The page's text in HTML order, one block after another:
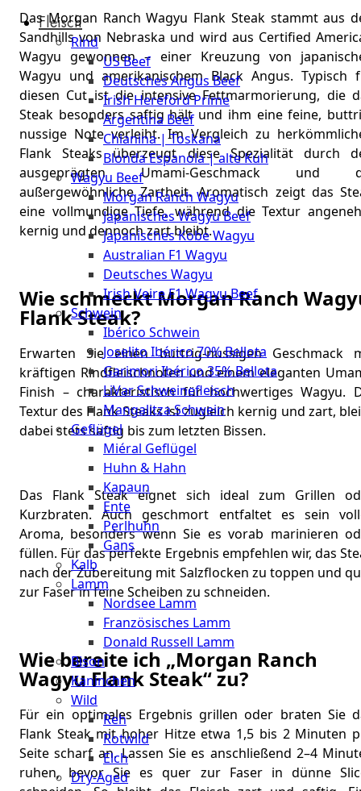
The
Meat
Club
Stuttgart
Fleisch
Rind
US Beef
Deutsches Angus Beef
Irish Hereford Prime
Argentina Beef
Chianina | Toskana
Blonda Espanola | alte Kuh
Wagyu Beef
Morgan Ranch Wagyu
Japanisches Wagyu Beef
Japanisches Kobe Wagyu
Australian F1 Wagyu
Deutsches Wagyu
Irish Veire F1 Wagyu Beef
Schwein
Ibérico Schwein
Joselito Ibérico 70% Bellota
Garimori Ibérico 35% Bellota
LiVar Schweinefleisch
Mangalitza Schwein
Geflügel
Miéral Geflügel
Huhn & Hahn
Kapaun
Ente
Perlhuhn
Gans
Kalb
Lamm
Nordsee Lamm
Französisches Lamm
Donald Russell Lamm
Bison
Kaninchen
Wild
Reh
Rotwild
Elch
Dry-Aged
Das Morgan Ranch Wagyu Flank Steak stammt aus
Sandhills von Nebraska und wird aus Certified
Wagyu gewonnen – einer Kreuzung von
Wagyu und amerikanischem Black Angus. Typisch
diesen Cut ist die intensive Fettmarmorierung, die
Steak besonders saftig hält und ihm eine feine,
nussige Note verleiht. Im Vergleich zu
Flank Steaks überzeugt diese Spezialität durch
ausgeprägten Umami-Geschmack und
außergewöhnliche Zartheit. Aromatisch zeigt das
eine vollmundige Tiefe, während die Textur
kernig und dennoch zart bleibt.
Wie schmeckt Morgan Ranch
Flank Steak?
Erwarten Sie einen buttrig-nussigen Geschmack
kräftigen Rindfleischnoten und einem eleganten
Finish – charakteristisch für hochwertiges Wagyu.
Textur des Flank Steaks ist zugleich kernig und zart,
dabei stets saftig bis zum letzten Bissen.
Das Flank Steak eignet sich ideal zum Grillen
Kurzbraten. Auch geschmort entfaltet es sein
Aroma, besonders wenn Sie es vorab marinieren
füllen. Für das perfekte Ergebnis empfehlen wir, das
nach der Zubereitung mit Salzflocken zu toppen und
zur Faser in feine Scheiben zu schneiden.
Wie bereite ich „Morgan Ranch
Wagyu Flank Steak“ zu?
Für ein optimales Ergebnis grillen oder braten Sie
Flank Steak mit hoher Hitze etwa 1,5 bis 2 Minuten
Seite scharf an. Lassen Sie es anschließend 2–4
ruhen, bevor Sie es quer zur Faser in dünne